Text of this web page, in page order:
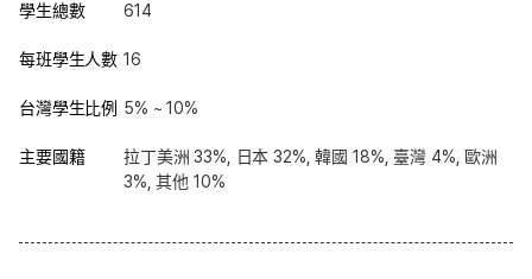
學生總數 614
每班學生人數 16
台灣學生比例 5% ~ 10%
主要國籍
拉丁美洲 33%, 日本 32%, 韓國 18%, 臺灣 4%, 歐洲
3%, 其他 10%